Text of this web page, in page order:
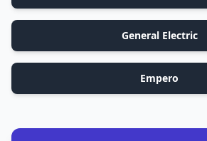
General Electric
Empero